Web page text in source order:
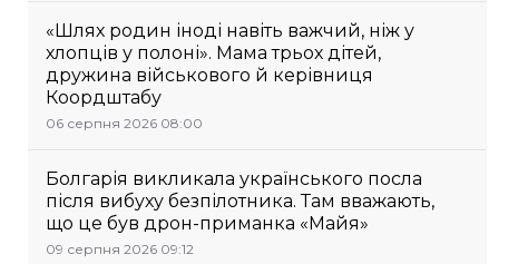
«Шлях родин іноді навіть важчий, ніж у
хлопців у полоні». Мама трьох дітей,
дружина військового й керівниця
Коордштабу
06 серпня 2026 08:00
Болгарія викликала українського посла
після вибуху безпілотника. Там вважають,
що це був дрон-приманка «Майя»
09 серпня 2026 09:12